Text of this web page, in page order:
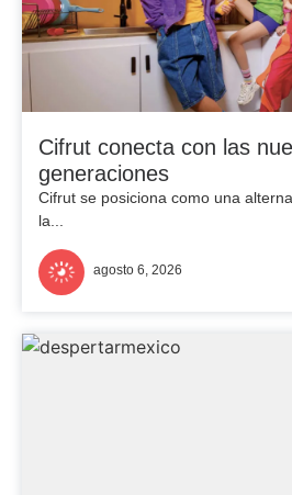
Cifrut conecta con las
generaciones
Cifrut se posiciona como una
la...
agosto 6, 2026